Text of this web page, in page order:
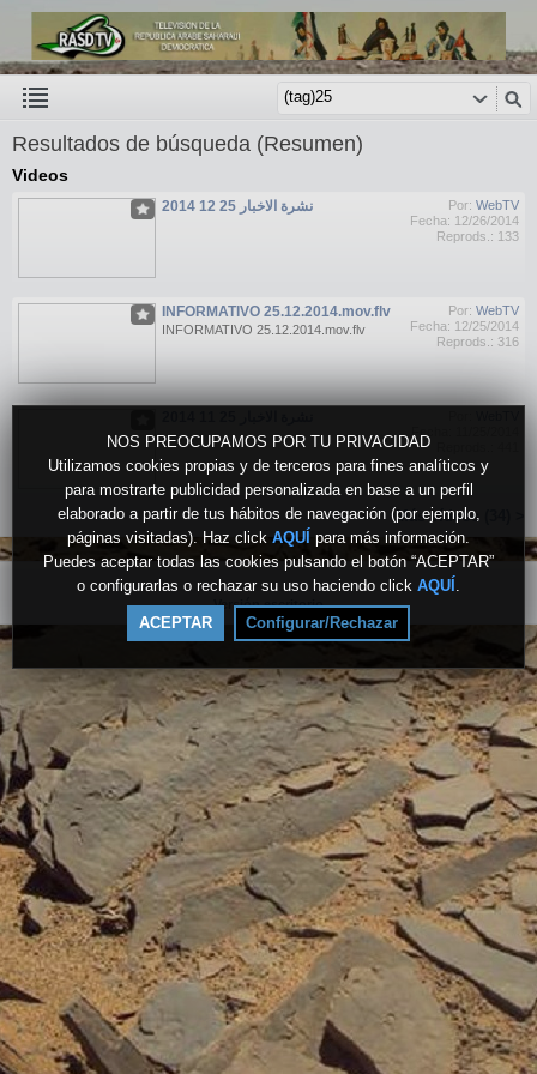
NOS PREOCUPAMOS POR TU PRIVACIDAD
Utilizamos cookies propias y de terceros para fines analíticos y
para mostrarte publicidad personalizada en base a un perfil
elaborado a partir de tus hábitos de navegación (por ejemplo,
páginas visitadas). Haz click AQUÍ para más información.
Puedes aceptar todas las cookies pulsando el botón “ACEPTAR”
o configurarlas o rechazar su uso haciendo click AQUÍ .
ACEPTAR Configurar/Rechazar
Resultados de búsqueda (Resumen)
Videos
Por: WebTV
Fecha: 12/26/2014
Reprods.: 133
نشرة الاخبار 25 12 2014
Por: WebTV
Fecha: 12/25/2014
Reprods.: 316
INFORMATIVO 25.12.2014.mov.flv
INFORMATIVO 25.12.2014.mov.flv
Más vídeos (34) >
Versión escritorio